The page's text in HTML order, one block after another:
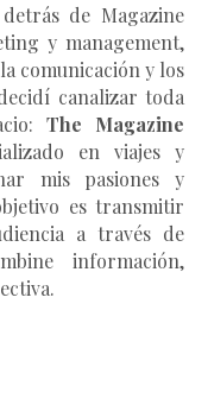
de Magazine
y management,
comunicación y los
canalizar toda
The Magazine
en viajes y
mis pasiones y
es transmitir
a través de
información,